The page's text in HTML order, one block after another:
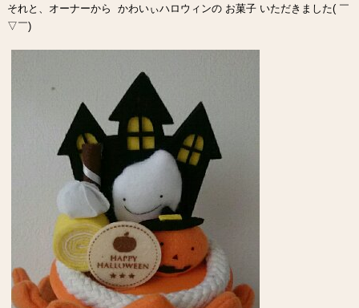
それと、オーナーから かわいぃハロウィンの お菓子 いただきました( ￣
▽￣)